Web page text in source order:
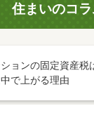
住まいのコ
ョンの固定資産税
で上がる理由